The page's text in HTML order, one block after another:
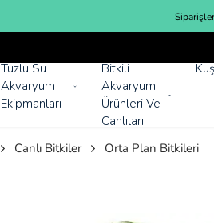
Tuzlu Su
Akvaryum
Ekipmanları
Bitkili
Akvaryum
Ürünleri Ve
Canlıları
Kuş
Canlı Bitkiler Orta Plan Bitkileri